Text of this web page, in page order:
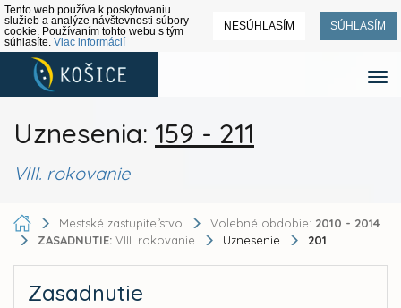
Tento web používa k poskytovaniu
služieb a analýze návštevnosti súbory
cookie. Používaním tohto webu s tým
súhlasíte. Viac informácií
NESÚHLASÍM SÚHLASÍM
Uznesenia: 159 - 211
VIII. rokovanie
Mestské zastupiteľstvo Volebné obdobie: 2010 - 2014
ZASADNUTIE: VIII. rokovanie Uznesenie 201
Zasadnutie